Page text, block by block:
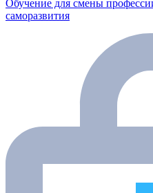
Обучение для смены
саморазвития